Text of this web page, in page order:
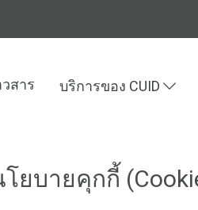
สาร บริการของ CUID
ยบายคุกกี้